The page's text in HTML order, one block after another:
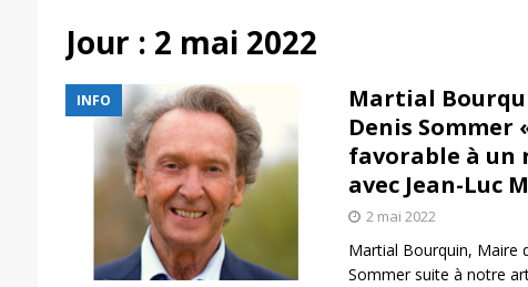
Jour : 2 mai 2022
INFO
Martial
Denis Sommer
favorable à un
avec Jean-Luc
2 mai 2022
Martial Bourquin, Maire
Sommer suite à notre